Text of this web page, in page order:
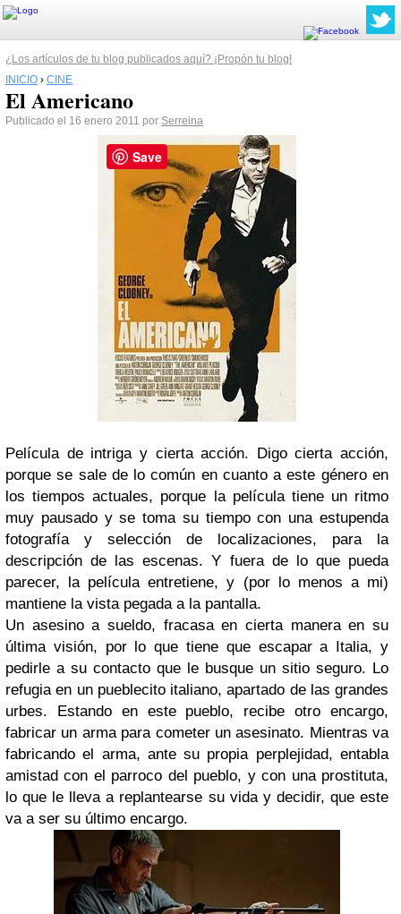
¿Los artículos de tu blog publicados aquí? ¡Propón tu blog!
INICIO › CINE
El Americano
Publicado el 16 enero 2011 por Serreina
Película de intriga y cierta acción. Digo cierta acción,
porque se sale de lo común en cuanto a este género en
los tiempos actuales, porque la película tiene un ritmo
muy pausado y se toma su tiempo con una estupenda
fotografía y selección de localizaciones, para la
descripción de las escenas. Y fuera de lo que pueda
parecer, la película entretiene, y (por lo menos a mi)
mantiene la vista pegada a la pantalla.
Un asesino a sueldo, fracasa en cierta manera en su
última visión, por lo que tiene que escapar a Italia, y
pedirle a su contacto que le busque un sitio seguro. Lo
refugia en un pueblecito italiano, apartado de las grandes
urbes. Estando en este pueblo, recibe otro encargo,
fabricar un arma para cometer un asesinato. Mientras va
fabricando el arma, ante su propia perplejidad, entabla
amistad con el parroco del pueblo, y con una prostituta,
lo que le lleva a replantearse su vida y decidir, que este
va a ser su último encargo.
Save